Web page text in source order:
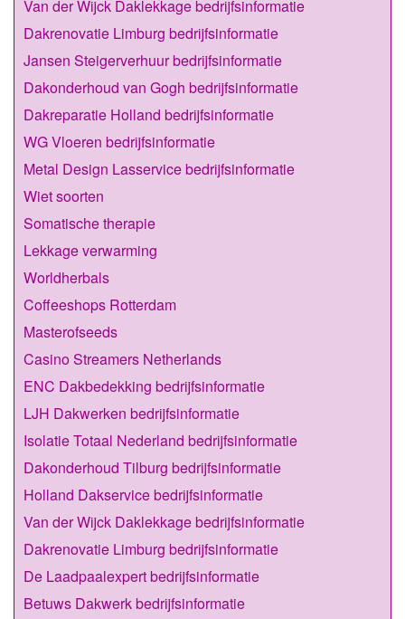
Van der Wijck Daklekkage bedrijfsinformatie
Dakrenovatie Limburg bedrijfsinformatie
Jansen Steigerverhuur bedrijfsinformatie
Dakonderhoud van Gogh bedrijfsinformatie
Dakreparatie Holland bedrijfsinformatie
WG Vloeren bedrijfsinformatie
Metal Design Lasservice bedrijfsinformatie
Wiet soorten
Somatische therapie
Lekkage verwarming
Worldherbals
Coffeeshops Rotterdam
Masterofseeds
Casino Streamers Netherlands
ENC Dakbedekking bedrijfsinformatie
LJH Dakwerken bedrijfsinformatie
Isolatie Totaal Nederland bedrijfsinformatie
Dakonderhoud Tilburg bedrijfsinformatie
Holland Dakservice bedrijfsinformatie
Van der Wijck Daklekkage bedrijfsinformatie
Dakrenovatie Limburg bedrijfsinformatie
De Laadpaalexpert bedrijfsinformatie
Betuws Dakwerk bedrijfsinformatie